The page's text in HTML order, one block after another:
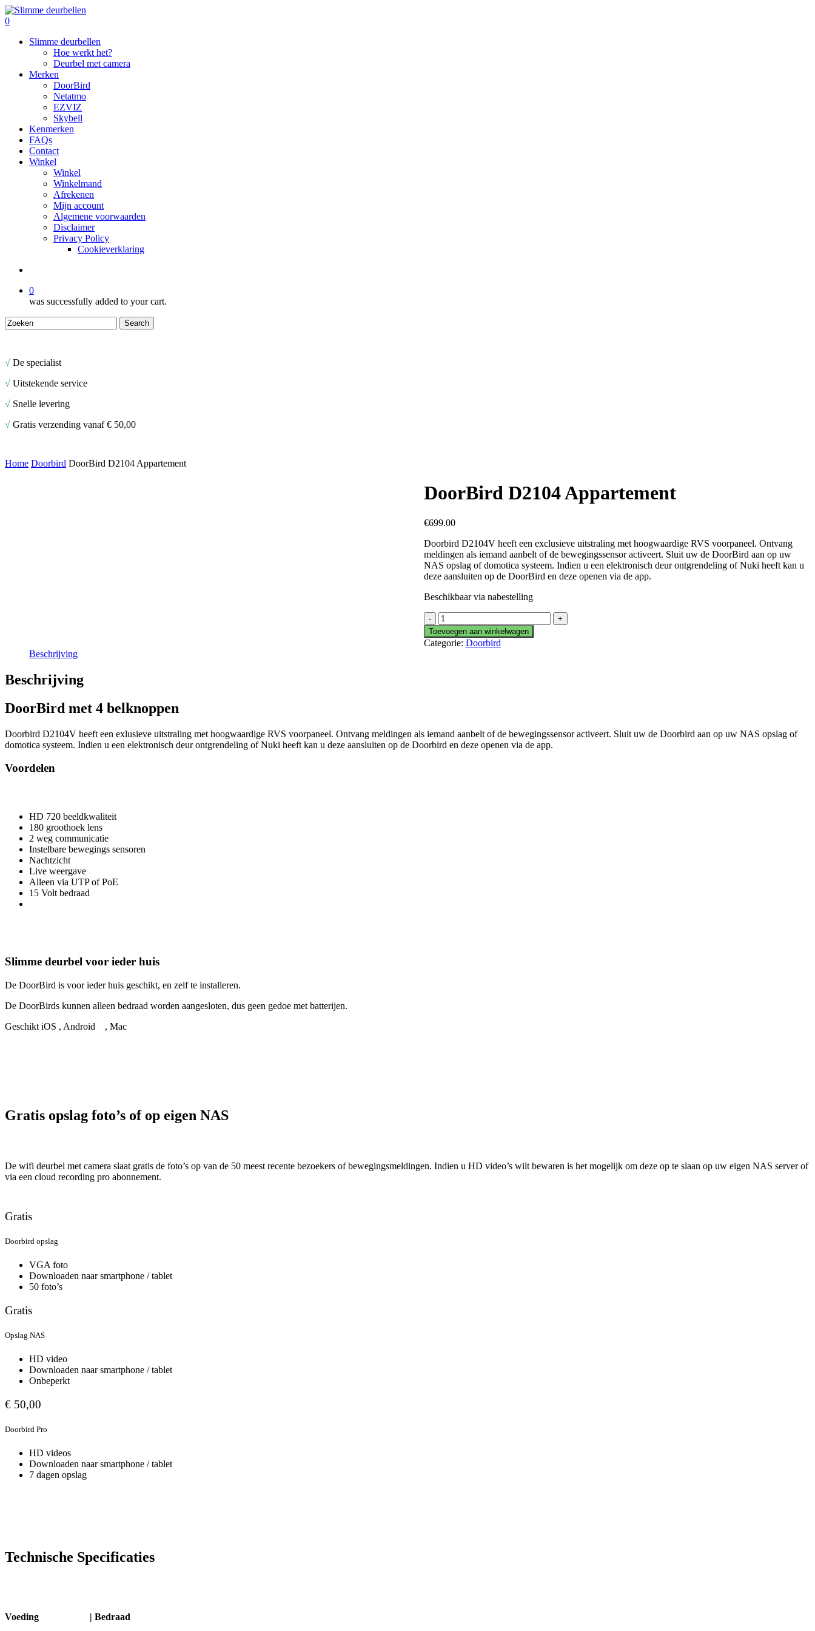
Skip
to
content
search
0
Slimme deurbellen
Hoe werkt het?
Deurbel met camera
Merken
DoorBird
Netatmo
EZVIZ
Skybell
Kenmerken
FAQs
Contact
Winkel
Winkel
Winkelmand
Afrekenen
Mijn account
Algemene voorwaarden
Disclaimer
Privacy Policy
Cookieverklaring
0
was successfully added to your cart.
Search
√ De specialist
√ Uitstekende service
√ Snelle levering
√ Gratis verzending vanaf € 50,00
Home Doorbird DoorBird D2104 Appartement
DoorBird D2104 Appartement
€699.00
Doorbird D2104V heeft een exclusieve uitstraling met hoogwaardige RVS voorpaneel. Ontvang
meldingen als iemand aanbelt of de bewegingssensor activeert. Sluit uw de DoorBird aan op uw
NAS opslag of domotica systeem. Indien u een elektronisch deur ontgrendeling of Nuki heeft kan u
deze aansluiten op de DoorBird en deze openen via de app.
Beschikbaar via nabestelling
DoorBird
D2104
Appartement
aantal
Toevoegen aan winkelwagen
Categorie: Doorbird
Beschrijving
Beschrijving
DoorBird met 4 belknoppen
Doorbird D2104V heeft een exlusieve uitstraling met hoogwaardige RVS voorpaneel. Ontvang meldingen als iemand aanbelt of de bewegingssensor activeert. Sluit uw de Doorbird aan op uw NAS opslag of
domotica systeem. Indien u een elektronisch deur ontgrendeling of Nuki heeft kan u deze aansluiten op de Doorbird en deze openen via de app.
Voordelen
HD 720 beeldkwaliteit
180 groothoek lens
2 weg communicatie
Instelbare bewegings sensoren
Nachtzicht
Live weergave
Alleen via UTP of PoE
15 Volt bedraad
Slimme deurbel voor ieder huis
De DoorBird is voor ieder huis geschikt, en zelf te installeren.
De DoorBirds kunnen alleen bedraad worden aangesloten, dus geen gedoe met batterijen.
Geschikt iOS , Android , Mac
Gratis opslag foto’s of op eigen NAS
De wifi deurbel met camera slaat gratis de foto’s op van de 50 meest recente bezoekers of bewegingsmeldingen. Indien u HD video’s wilt bewaren is het mogelijk om deze op te slaan op uw eigen NAS server of
via een cloud recording pro abonnement.
Gratis
Doorbird opslag
VGA foto
Downloaden naar smartphone / tablet
50 foto’s
Gratis
Opslag NAS
HD video
Downloaden naar smartphone / tablet
Onbeperkt
€ 50,00
Doorbird Pro
HD videos
Downloaden naar smartphone / tablet
7 dagen opslag
Technische Specificaties
Voeding | Bedraad